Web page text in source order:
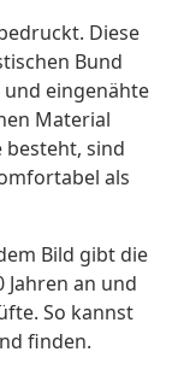
Diese
Bund
eingenähte
Material
besteht, sind
als
Bild gibt die
an und
So kannst
finden.